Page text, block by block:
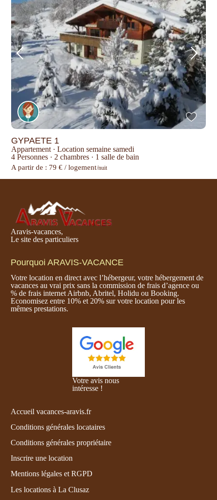
GYPAETE 1
Appartement · Location semaine samedi
4 Personnes · 2 chambres · 1 salle de bain
A partir de : 79 € / logement/nuit
Aravis-vacances,
Le site des particuliers
Pourquoi ARAVIS-VACANCE
Votre location en direct avec l’hébergeur, votre hébergement de
vacances au vrai prix sans la commission de frais d’agence ou
% de frais internet Airbnb, Abritel, Holidu ou Booking.
Economisez entre 10% et 20% sur votre location pour les
mêmes prestations.
Votre avis nous
intéresse !
Accueil vacances-aravis.fr
Conditions générales locataires
Conditions générales propriétaire
Inscrire une location
Mentions légales et RGPD
Les locations à La Clusaz